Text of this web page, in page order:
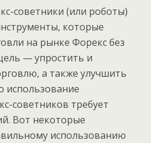
советники (или роботы)
которые
на рынке Форекс без
— упростить и
а также улучшить
использование
советников требует
Вот некоторые
использованию